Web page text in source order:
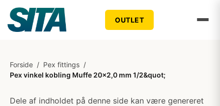
OUTLET
Forside / Pex fittings /
Pex vinkel kobling Muffe 20x2,0 mm 1/2&quot;
Dele af indholdet på denne side kan være genereret